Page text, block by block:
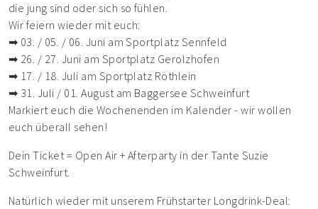
die jung sind oder sich so fühlen.
Wir feiern wieder mit euch:
➡ 03. / 05. / 06. Juni am Sportplatz Sennfeld
➡ 26. / 27. Juni am Sportplatz Gerolzhofen
➡ 17. / 18. Juli am Sportplatz Röthlein
➡ 31. Juli / 01. August am Baggersee Schweinfurt
Markiert euch die Wochenenden im Kalender - wir wollen
euch überall sehen!
Dein Ticket = Open Air + Afterparty in der Tante Suzie
Schweinfurt.
Natürlich wieder mit unserem Frühstarter Longdrink-Deal: